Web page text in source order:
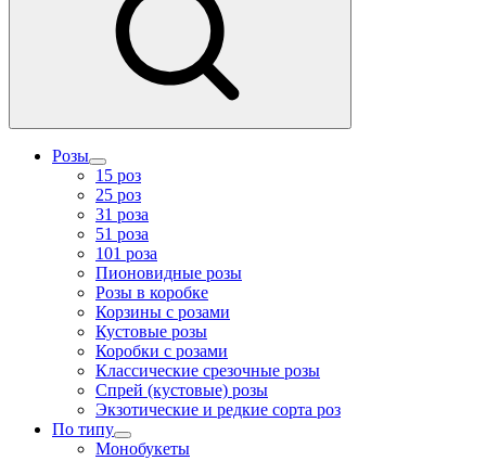
Розы
15 роз
25 роз
31 роза
51 роза
101 роза
Пионовидные розы
Розы в коробке
Корзины с розами
Кустовые розы
Коробки с розами
Классические срезочные розы
Спрей (кустовые) розы
Экзотические и редкие сорта роз
По типу
Монобукеты